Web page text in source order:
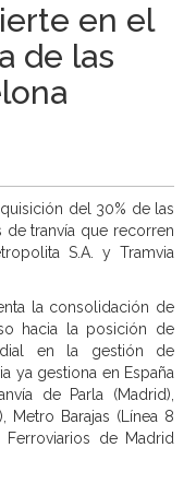
en el
de las
del 30% de las
tranvía que recorren
S.A. y Tramvia
la consolidación de
hacia la posición de
en la gestión de
ya gestiona en España
de Parla (Madrid),
Metro Barajas (Línea 8
de Madrid